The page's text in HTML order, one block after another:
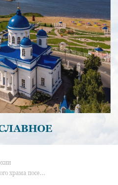
Сестры милосердия Воскресенского храма посетили детский приют